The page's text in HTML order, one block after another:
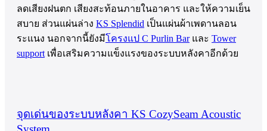
ลดเสียงฝนตก เสียงสะท้อนภายในอาคาร และให้ความเย็น
สบาย ส่วนแผ่นล่าง KS Splendid เป็นแผ่นผ้าเพดานลอน
ระแนง นอกจากนี้ยังมีโครงแป C Purlin Barและ Tower
support เพื่อเสริมความแข็งแรงของระบบหลังคาอีกด้วย
จุดเด่นของระบบหลังคา KS CozySeam Acoustic